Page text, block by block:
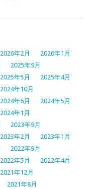
2026年2月
2026年1月
2025年9月
2025年5月
2025年4月
2024年10月
2024年6月
2024年5月
2024年1月
2023年9月
2023年2月
2023年1月
2022年9月
2022年5月
2022年4月
2021年12月
2021年8月